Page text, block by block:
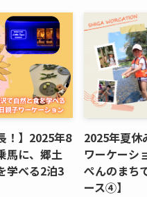
！】2025年8
に、郷土
学べる2泊3
2025年夏
ワーケーシ
ぺんのまち
ース④】